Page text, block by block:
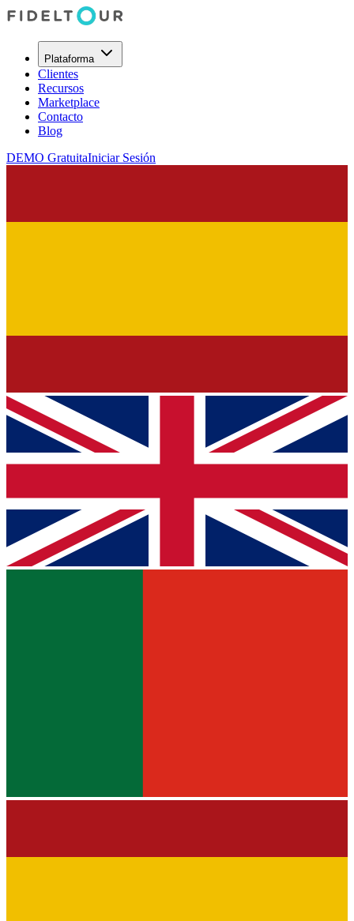
Plataforma
Clientes
Recursos
Marketplace
Contacto
Blog
DEMO GratuitaIniciar Sesión